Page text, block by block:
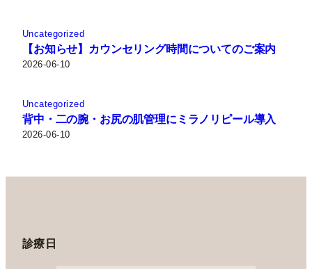
Uncategorized
【お知らせ】カウンセリング時間についてのご案内
2026-06-10
Uncategorized
背中・二の腕・お尻の肌管理にミラノリピール導入
2026-06-10
診療日